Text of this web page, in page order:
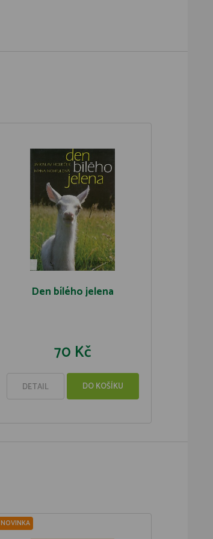
Den bílého jelena
70 Kč
DETAIL DO KOŠÍKU
NOVINKA